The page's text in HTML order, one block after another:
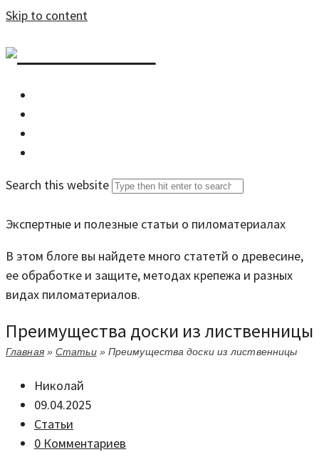
Skip to content
Search this website
Экспертные и полезные статьи о пиломатериалах
В этом блоге вы найдете много статетй о древесине,
ее обработке и защите, методах крепежа и разных
видах пиломатериалов.
Преимущества доски из лиственницы
Главная»Статьи» Преимущества доски из лиственницы
Николай
09.04.2025
Статьи
0 Комментариев